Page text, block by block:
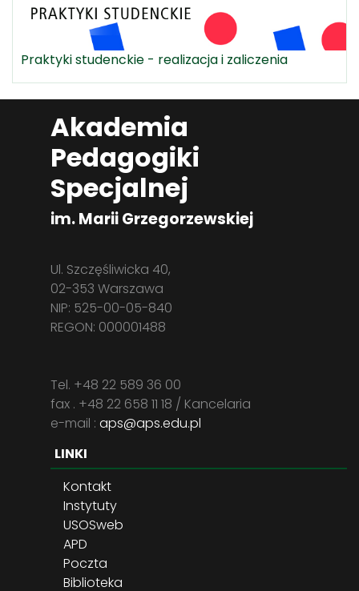
Praktyki studenckie - realizacja i zaliczenia
Akademia
Pedagogiki
Specjalnej
im. Marii Grzegorzewskiej
Ul. Szczęśliwicka 40,
02-353 Warszawa
NIP: 525-00-05-840
REGON: 000001488
Tel. +48 22 589 36 00
fax . +48 22 658 11 18 / Kancelaria
e-mail : aps@aps.edu.pl
LINKI
Kontakt
Instytuty
USOSweb
APD
Poczta
Biblioteka